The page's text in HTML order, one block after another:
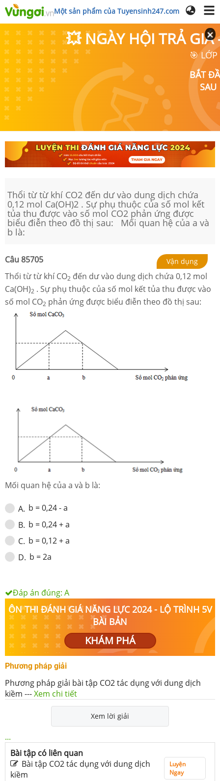
Một sản phẩm của Tuyensinh247.com
💥 NGÀY HỘI TRẢ GIÁ
🎯
BẮT
SAU
Thổi từ từ khí CO2 đến dư vào dung dịch chứa
0,12 mol Ca(OH)2 . Sự phụ thuộc của số mol kết
tủa thu được vào số mol CO2 phản ứng được
biểu điễn theo đồ thị sau: Mối quan hệ của a và
b là:
Câu 85705 Vận dụng
Thổi từ từ khí CO2 đến dư vào dung dịch chứa 0,12 mol
Ca(OH)2 . Sự phụ thuộc của số mol kết tủa thu được vào
số mol CO2 phản ứng được biểu điễn theo đồ thị sau:
Mối quan hệ của a và b là:
A. b = 0,24 - a
B. b = 0,24 + a
C. b = 0,12 + a
D. b = 2a
Đáp án đúng: A
ÔN THI ĐÁNH GIÁ NĂNG LỰC 2024 - LỘ TRÌNH 5V
BÀI BẢN
KHÁM PHÁ
Phương pháp giải
Phương pháp giải bài tập CO2 tác dụng với dung dịch
kiềm ---Xem chi tiết
Xem lời giải
...
Bài tập có liên quan
Bài tập CO2 tác dụng với dung dịch
kiềm
Luyện
Ngay